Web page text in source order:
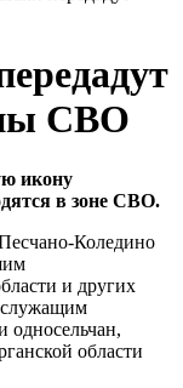
СВО
икону
в зоне СВО.
Коледино
и других
односельчан,
области